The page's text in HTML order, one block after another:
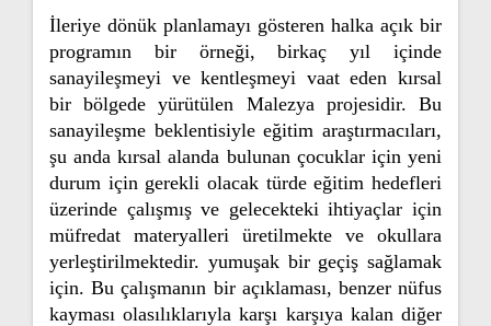
İleriye dönük planlamayı gösteren halka açık bir
programın bir örneği, birkaç yıl içinde
sanayileşmeyi ve kentleşmeyi vaat eden kırsal
bir bölgede yürütülen Malezya projesidir. Bu
sanayileşme beklentisiyle eğitim araştırmacıları,
şu anda kırsal alanda bulunan çocuklar için yeni
durum için gerekli olacak türde eğitim hedefleri
üzerinde çalışmış ve gelecekteki ihtiyaçlar için
müfredat materyalleri üretilmekte ve okullara
yerleştirilmektedir. yumuşak bir geçiş sağlamak
için. Bu çalışmanın bir açıklaması, benzer nüfus
kayması olasılıklarıyla karşı karşıya kalan diğer